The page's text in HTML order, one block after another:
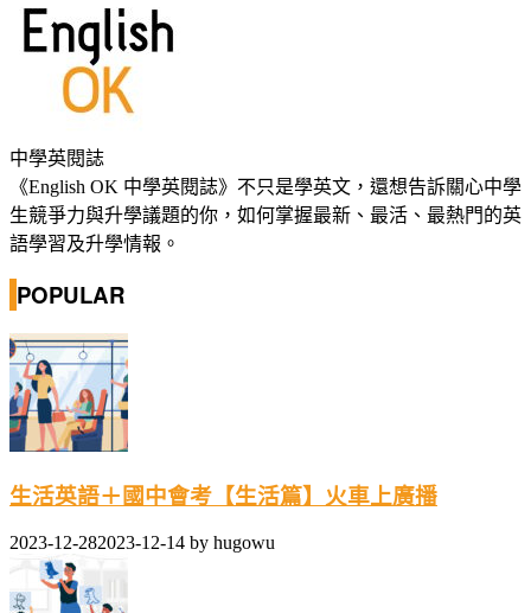
中學英閱誌
《English OK 中學英閱誌》不只是學英文，還想告訴關心中學
生競爭力與升學議題的你，如何掌握最新、最活、最熱門的英
語學習及升學情報。
POPULAR
生活英語＋國中會考【生活篇】火車上廣播
2023-12-282023-12-14 by hugowu